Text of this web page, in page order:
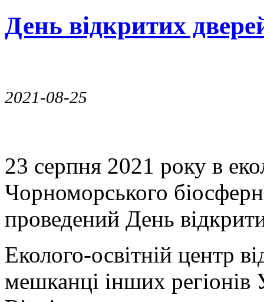
День відкритих
2021-08-25
23 серпня 2021 року в
Чорноморського
проведений День
Еколого-освітній центр
мешканці інших регіонів